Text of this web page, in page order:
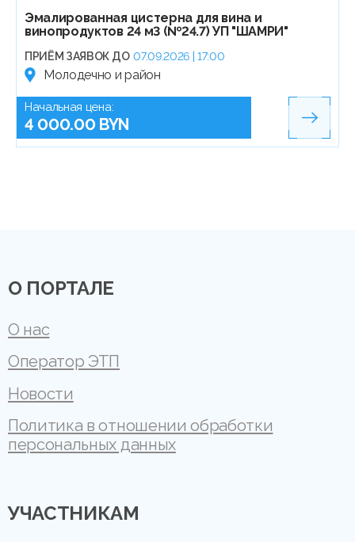
Эмалированная цистерна для вина и
винопродуктов 24 м3 (№24.7) УП "ШАМРИ"
ПРИЁМ ЗАЯВОК ДО 07.09.2026 | 17:00
Молодечно и район
Начальная цена:
4 000.00 BYN
О ПОРТАЛЕ
О нас
Оператор ЭТП
Новости
Политика в отношении обработки
персональных данных
УЧАСТНИКАМ